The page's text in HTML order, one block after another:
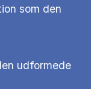
som den
udformede